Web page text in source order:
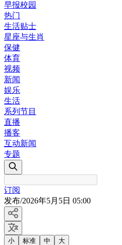
早报校园
热门
生活贴士
星座与生肖
保健
体育
视频
新闻
娱乐
生活
系列节目
直播
播客
互动新闻
专题
订阅
发布/2026年5月5日 05:00
小 标准 中 大